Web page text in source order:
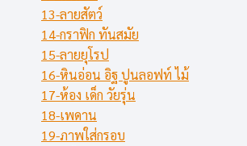
13-ลายสัตว์
14-กราฟิก ทันสมัย
15-ลายยุโรป
16-หินอ่อน อิฐ ปูนลอฟท์ ไม้
17-ห้อง เด็ก วัยรุ่น
18-เพดาน
19-ภาพใส่กรอบ